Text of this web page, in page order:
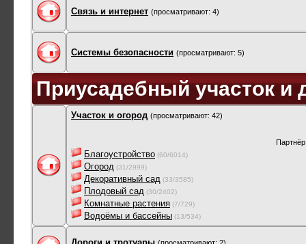
Связь и интернет (просматривают: 4)
Системы безопасности (просматривают: 5)
Приусадебный участок и
Участок и огород (просматривают: 42)
Благоустройство (60/6014)
Огород (31/2999)
Декоративный сад (33/3585)
Плодовый сад (30/2402)
Комнатные растения (7/729)
Водоёмы и бассейны (13/534)